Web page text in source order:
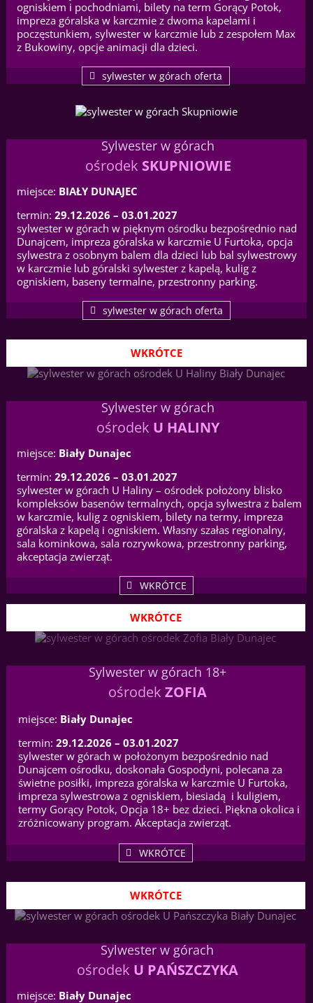
ogniskiem i pochodniami, bilety na term Gorący Potok,
impreza góralska w karczmie z dwoma kapelami i
poczęstunkiem, sylwester w karczmie lub z zespołem Max
z Bukowiny, opcje animacji dla dzieci.
sylwester w górach oferta
Sylwester w górach
ośrodek SKUPNIOWIE
miejsce: BIAŁY DUNAJEC
termin: 29.12.2026 – 03.01.2027
sylwester w górach w pięknym ośrodku bezpośrednio nad
Dunajcem, impreza góralska w karczmie U Furtoka, opcja
sylwestra z osobnym balem dla dzieci lub bal sylwestrowy
w karczmie lub góralski sylwester z kapelą, kulig z
ogniskiem, baseny termalne, przestronny parking.
sylwester w górach oferta
WKRÓTCE
Sylwester w górach
ośrodekU HALINY
miejsce: Biały Dunajec
termin: 29.12.2026 – 03.01.2027
sylwester w górach U Haliny – ośrodek położony blisko
kompleksów basenów termalnych, opcja sylwestra z balem
w karczmie, kulig z ogniskiem, bilety na termy, impreza
góralska z kapelą i ogniskiem. Własny szałas regionalny,
sala kominkowa, sala rozrywkowa, przestronny parking,
akceptacja zwierząt.
WKRÓTCE
WKRÓTCE
Sylwester w górach 18+
ośrodekZOFIA
miejsce: Biały Dunajec
termin: 29.12.2026 – 03.01.2027
sylwester w górach w położonym bezpośrednio nad
Dunajcem ośrodku, doskonała Gospodyni, polecana za
świetne posiłki, impreza góralska w karczmie U Furtoka,
impreza sylwestrowa z ogniskiem, biesiadą i kuligiem,
termy Gorący Potok, Opcja 18+ bez dzieci. Piękna okolica i
zróżnicowany program. Akceptacja zwierząt.
WKRÓTCE
WKRÓTCE
Sylwester w górach
ośrodek U PAŃSZCZYKA
miejsce: Biały Dunajec